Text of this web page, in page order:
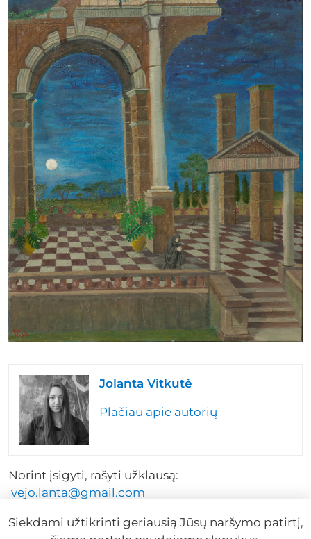
Jolanta Vitkutė
Plačiau apie autorių
Norint įsigyti, rašyti užklausą:
vejo.lanta@gmail.com
Siekdami užtikrinti geriausią Jūsų naršymo patirtį,